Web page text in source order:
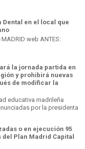
Dental en el local que
web ANTES:
la jornada partida en
y prohibirá nuevas
de modificar la
educativa madrileña
por la presidenta
o en ejecución 95
Plan Madrid Capital